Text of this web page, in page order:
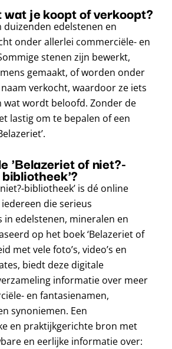
je koopt of verkoopt?
duizenden edelstenen en
onder allerlei commerciële- en
stenen zijn bewerkt,
gemaakt, of worden onder
verkocht, waardoor ze iets
wat wordt beloofd. Zonder de
lastig om te bepalen of een
'Belazeriet of niet?-
bibliotheek'?
bibliotheek’ is dé online
die serieus
in edelstenen, mineralen en
op het boek ‘Belazeriet of
met vele foto’s, video’s en
biedt deze digitale
informatie over meer
en fantasienamen,
synoniemen. Een
en praktijkgerichte bron met
en eerlijke informatie over: